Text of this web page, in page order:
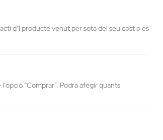
d'1 producte venut per sota del seu cost o es
“Comprar”. Podrà afegir quants